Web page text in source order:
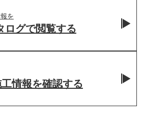
を
ログで閲覧する
情報を確認する